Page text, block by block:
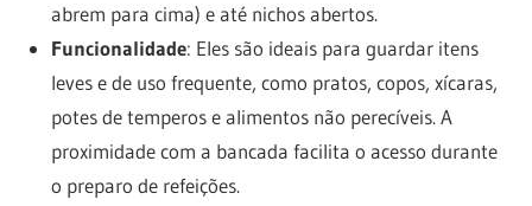
abrem para cima) e até nichos abertos.
Funcionalidade: Eles são ideais para guardar itens
leves e de uso frequente, como pratos, copos, xícaras,
potes de temperos e alimentos não perecíveis. A
proximidade com a bancada facilita o acesso durante
o preparo de refeições.